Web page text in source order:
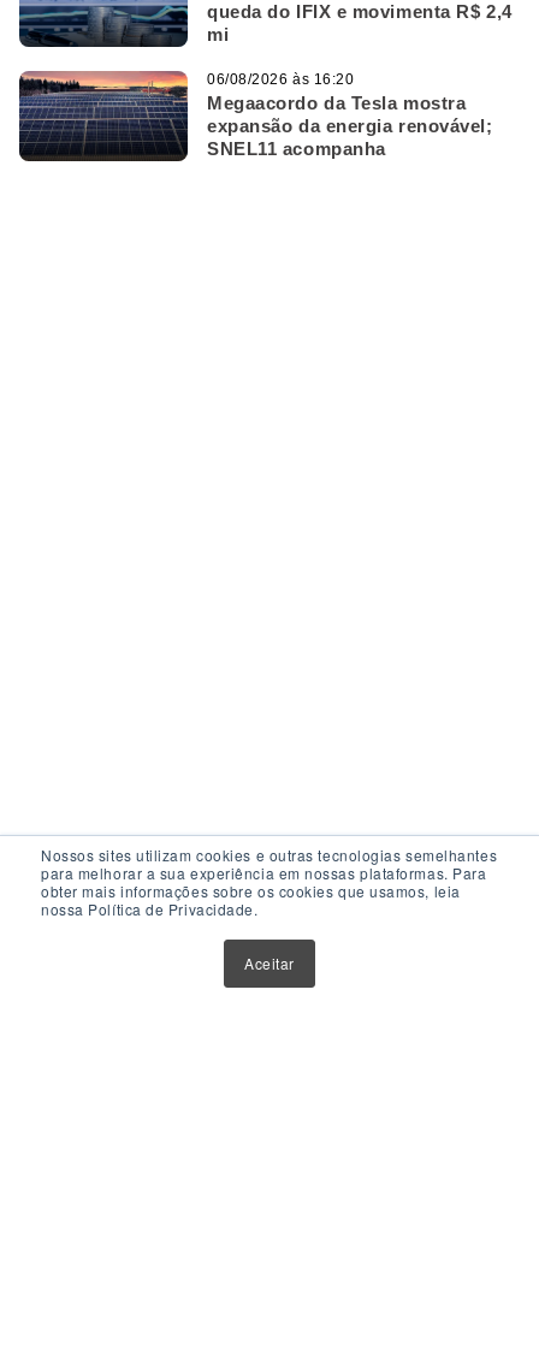
Nossos sites utilizam cookies e outras tecnologias semelhantes
para melhorar a sua experiência em nossas plataformas. Para
obter mais informações sobre os cookies que usamos, leia
nossa Política de Privacidade.
Aceitar
queda do IFIX e movimenta R$ 2,4
mi
Megaacordo da Tesla mostra
expansão da energia renovável;
SNEL11 acompanha
06/08/2026 às 16:20
Acesso Rápido